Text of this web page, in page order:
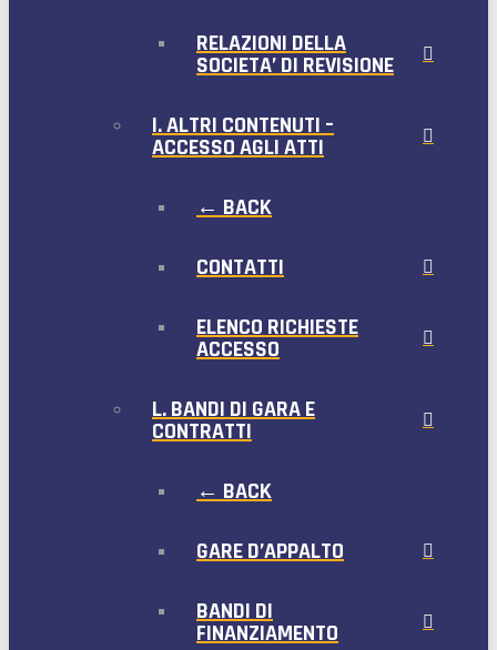
RELAZIONI DELLA
SOCIETA’ DI REVISIONE
I. ALTRI CONTENUTI –
ACCESSO AGLI ATTI
← BACK
CONTATTI
ELENCO RICHIESTE
ACCESSO
L. BANDI DI GARA E
CONTRATTI
← BACK
GARE D’APPALTO
BANDI DI
FINANZIAMENTO